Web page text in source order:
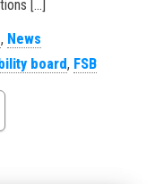
[…]
, News
board, FSB